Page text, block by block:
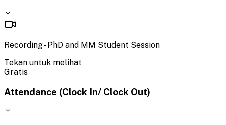
Recording - PhD and MM Student Session
Tekan untuk melihat
Gratis
Attendance (Clock In/ Clock Out)